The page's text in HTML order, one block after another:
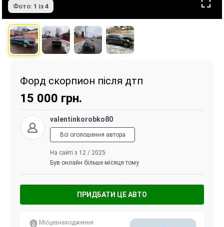
Фото: 1 із 4
Форд скорпион після дтп
15 000 грн.
valentinkorobko80
Всі оголошення автора
На сайті з 12 / 2025
Був онлайн більше місяця тому
ПРИДБАТИ ЦЕ АВТО
Місцезнаходження